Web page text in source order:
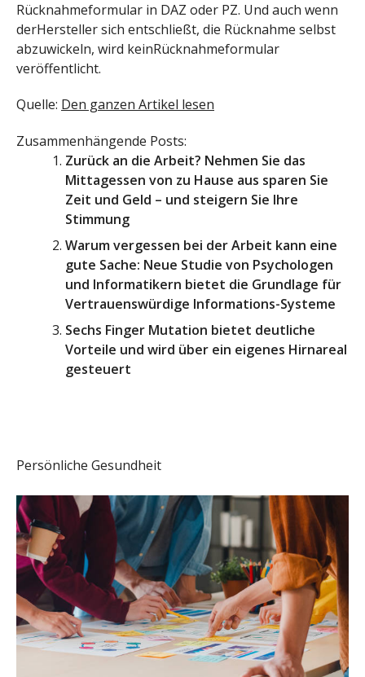
Rücknahmeformular in DAZ oder PZ. Und auch wenn
derHersteller sich entschließt, die Rücknahme selbst
abzuwickeln, wird keinRücknahmeformular
veröffentlicht.
Quelle: Den ganzen Artikel lesen
Zusammenhängende Posts:
Zurück an die Arbeit? Nehmen Sie das
Mittagessen von zu Hause aus sparen Sie
Zeit und Geld – und steigern Sie Ihre
Stimmung
Warum vergessen bei der Arbeit kann eine
gute Sache: Neue Studie von Psychologen
und Informatikern bietet die Grundlage für
Vertrauenswürdige Informations-Systeme
Sechs Finger Mutation bietet deutliche
Vorteile und wird über ein eigenes Hirnareal
gesteuert
Persönliche Gesundheit